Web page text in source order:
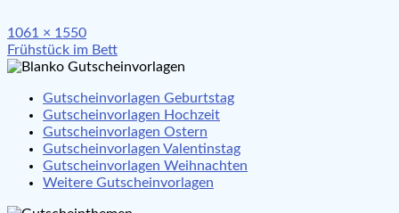
Full
size
1061 × 1550
Beitragsnavigation
Frühstück im Bett
Gutscheinvorlagen Geburtstag
Gutscheinvorlagen Hochzeit
Gutscheinvorlagen Ostern
Gutscheinvorlagen Valentinstag
Gutscheinvorlagen Weihnachten
Weitere Gutscheinvorlagen